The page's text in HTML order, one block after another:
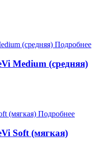
Подробнее
Medium (средняя)
Подробнее
Soft (мягкая)